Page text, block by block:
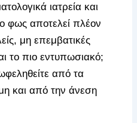
ιατρεία και
φως αποτελεί πλέον
μη επεμβατικές
το πιο εντυπωσιακό;
από τα
και από την άνεση